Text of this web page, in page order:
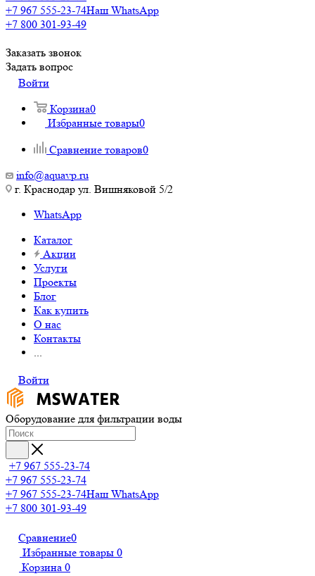
+7 967 555-23-74Наш WhatsApp
+7 800 301-93-49
Заказать звонок
Задать вопрос
Войти
Корзина0
Избранные товары0
Сравнение товаров0
info@aquavp.ru
г. Краснодар ул. Вишняковой 5/2
WhatsApp
Каталог
Акции
Услуги
Проекты
Блог
Как купить
О нас
Контакты
...
Войти
Оборудование для фильтрации воды
+7 967 555-23-74
+7 967 555-23-74
+7 967 555-23-74Наш WhatsApp
+7 800 301-93-49
Сравнение0
Избранные товары 0
Корзина 0